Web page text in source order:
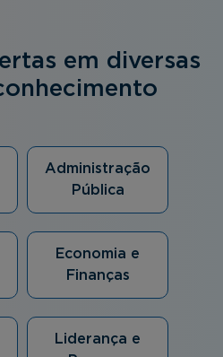
em diversas
Administração
Pública
Economia e
Finanças
Liderança e